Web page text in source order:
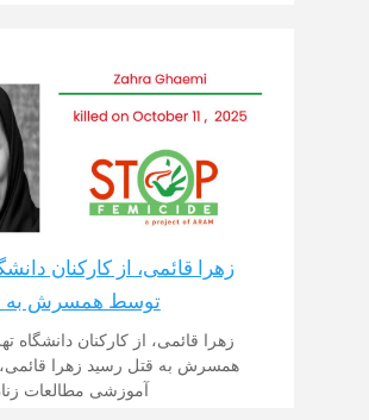
زهرا قائمی، از کارکنان
توسط همسرش به
زهرا قائمی، از کارکنان دانشگاه
همسرش به قتل رسید زهرا
آموزشی مطالعات